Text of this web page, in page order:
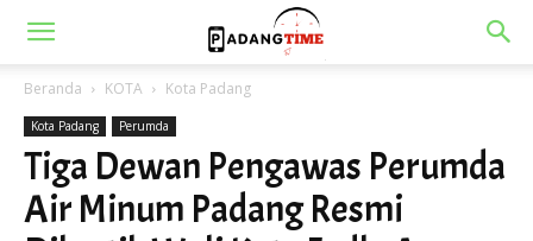
Beranda KOTA Kota Padang
Kota Padang Perumda
Tiga Dewan Pengawas Perumda
Air Minum Padang Resmi